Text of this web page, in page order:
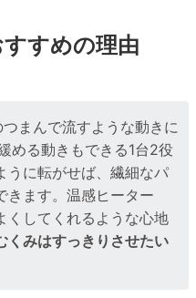
すめの理由
まんで流すような動きに
める動きもできる1台2役
うに転がせば、繊細なパ
きます。温感ヒーター
くしてくれるような心地
くみはすっきりさせたい